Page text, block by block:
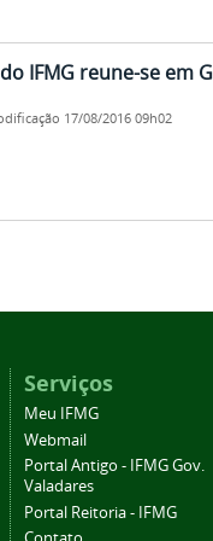
IFMG reune-se em
17/08/2016 09h02
Serviços
Meu IFMG
Webmail
Portal Antigo - IFMG Gov.
Valadares
Portal Reitoria - IFMG